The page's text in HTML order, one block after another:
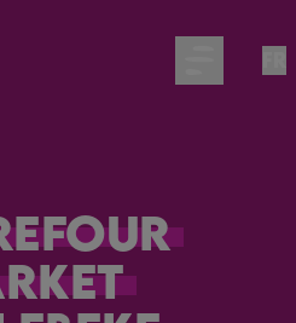
Open main